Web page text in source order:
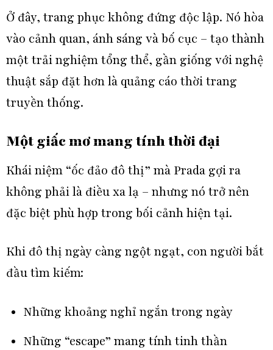
Ở đây, trang phục không đứng độc lập. Nó hòa
vào cảnh quan, ánh sáng và bố cục – tạo thành
một trải nghiệm tổng thể, gần giống với nghệ
thuật sắp đặt hơn là quảng cáo thời trang
truyền thống.
Một giấc mơ mang tính thời đại
Khái niệm “ốc đảo đô thị” mà Prada gợi ra
không phải là điều xa lạ – nhưng nó trở nên
đặc biệt phù hợp trong bối cảnh hiện tại.
Khi đô thị ngày càng ngột ngạt, con người bắt
đầu tìm kiếm:
Những khoảng nghỉ ngắn trong ngày
Những “escape” mang tính tinh thần